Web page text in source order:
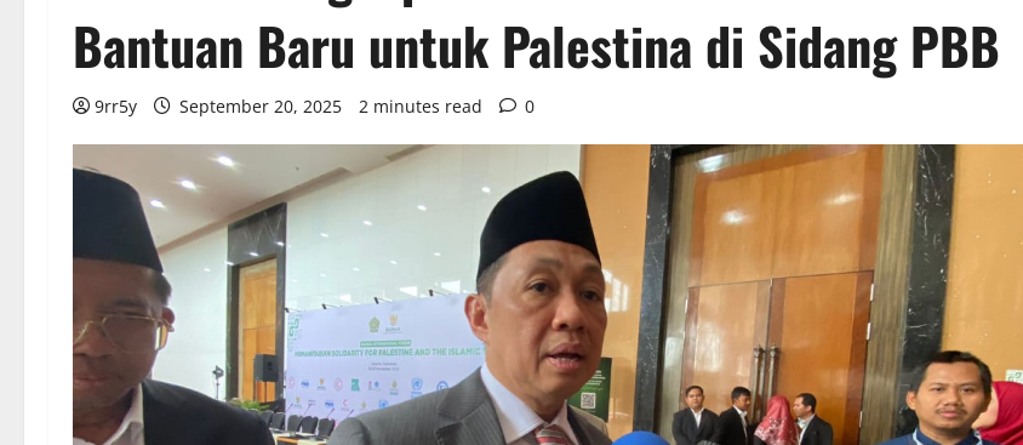
Bantuan Baru untuk Palestina di Sidang PBB
9rr5y September 20, 2025 2 minutes read 0